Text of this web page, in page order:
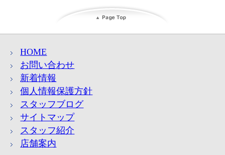
HOME
お問い合わせ
新着情報
個人情報保護方針
スタッフブログ
サイトマップ
スタッフ紹介
店舗案内